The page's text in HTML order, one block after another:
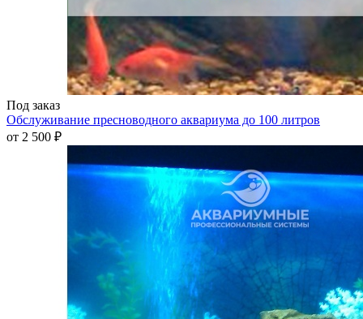
Под заказ
Обслуживание пресноводного аквариума до 100 литров
от 2 500 ₽